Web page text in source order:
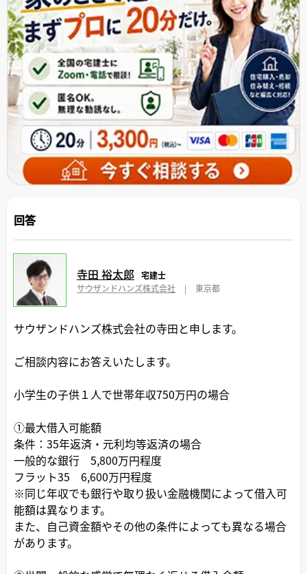
回答
寺田 裕太郎 宅建士
サウザンドハンズ株式会社
| 東京都
サウザンドハンズ株式会社の寺田と申します。
ご相談内容にお答えいたします。
小学生の子供１人で世帯年収750万円の場合
①最大借入可能額
条件：35年返済・元利均等返済の場合
一般的な銀行 5,800万円程度
フラット35 6,600万円程度
※同じ年収でも銀行や取り扱い金融機関によって借入可
能額は異なります。
また、自己資金額やその他の条件によっても異なる場合
があります。